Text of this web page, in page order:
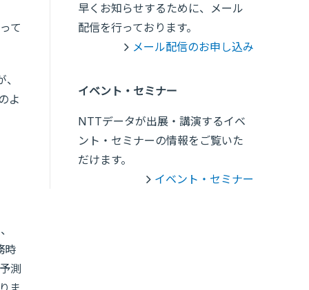
て
よ
時
測
早くお知らせするために、メール
配信を行っております。
メール配信のお申し込み
イベント・セミナー
NTTデータが出展・講演するイベ
ント・セミナーの情報をご覧いた
だけます。
イベント・セミナー